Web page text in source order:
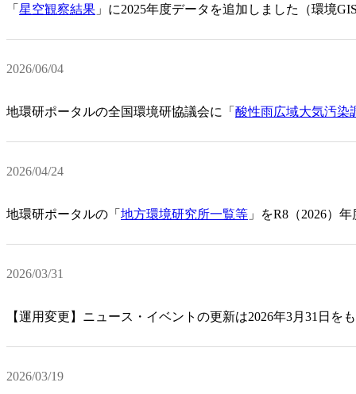
「 星空観察結果 」に2025年度データを追加しました（環境
2026/06/04
地環研ポータルの全国環境研協議会に「 酸性雨広域大気汚染
2026/04/24
地環研ポータルの「 地方環境研究所一覧等 」をR8（2026）
2026/03/31
【運用変更】ニュース・イベントの更新は2026年3月31日を
2026/03/19